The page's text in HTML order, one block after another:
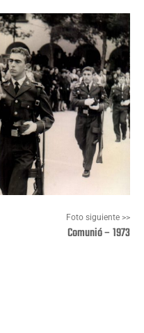
Foto siguiente >>
Comunió – 1973